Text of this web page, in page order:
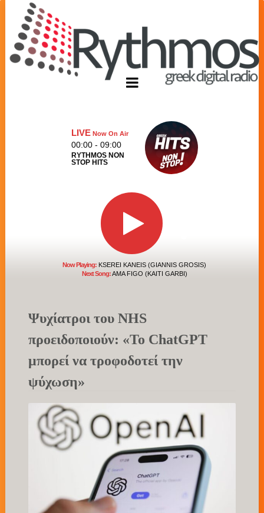
LIVENow On Air
00:00 - 09:00
RYTHMOS NON
STOP HITS
Now Playing: KSEREI KANEIS (GIANNIS GROSIS)
Next Song:AMA FIGO (KAITI GARBI)
Ψυχίατροι του NHS
προειδοποιούν: «Το ChatGPT
μπορεί να τροφοδοτεί την
ψύχωση»